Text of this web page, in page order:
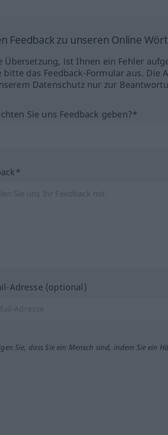
Feedback zu unseren Online
Übersetzung, ist Ihnen ein Fehler
bitte das Feedback-Formular aus.
Datenschutz nur zur
Sie uns Feedback geben?*
Adresse (optional)
Sie, dass Sie ein Mensch sind, indem Sie ein